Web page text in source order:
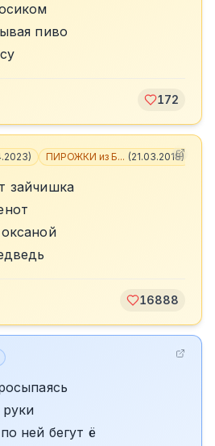
пиво
172
) ПИРОЖКИ из Б... (21.03.2018)
зайчишка
16888
ней бегут ё